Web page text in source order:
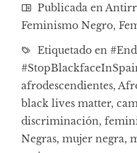
Publicada en
Feminismo Negro,
Etiquetado en
afrodescendientes,
black lives matter,
discriminación,
Negras, mujer negra,